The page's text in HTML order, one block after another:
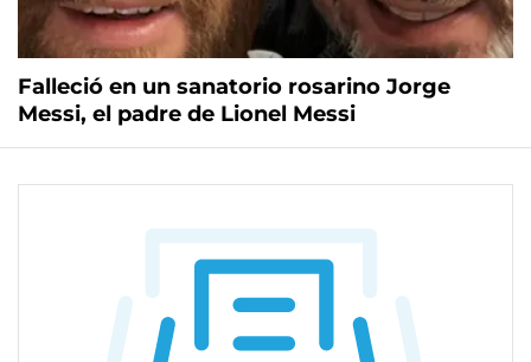
Falleció en un sanatorio rosarino Jorge
Messi, el padre de Lionel Messi